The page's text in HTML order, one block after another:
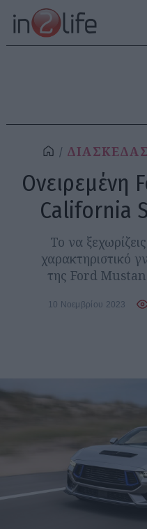
Ονειρεμένη
California
Το να
χαρακτηριστικό
της Ford
10 Νοεμβρίου 2023